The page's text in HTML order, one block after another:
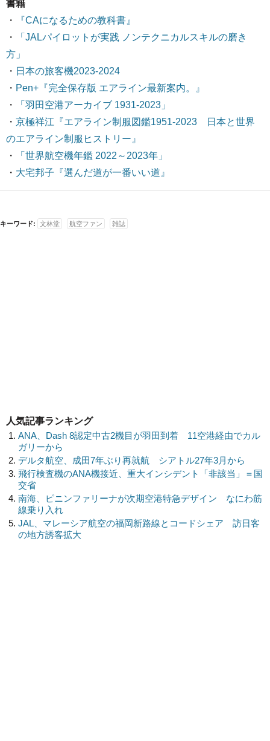
書籍
・
『CAになるための教科書』
・
「JALパイロットが実践 ノンテクニカルスキルの磨き
方」
・ 日本の旅客機2023-2024
・ Pen+『完全保存版 エアライン最新案内。』
・
「羽田空港アーカイブ 1931-2023」
・ 京極祥江『エアライン制服図鑑1951-2023 日本と世界
のエアライン制服ヒストリー』
・
「世界航空機年鑑 2022～2023年」
・ 大宅邦子『選んだ道が一番いい道』
キーワード: 文林堂 航空ファン 雑誌
人気記事ランキング
ANA、Dash 8認定中古2機目が羽田到着 11空港経由でカル
ガリーから
デルタ航空、成田7年ぶり再就航 シアトル27年3月から
飛行検査機のANA機接近、重大インシデント「非該当」＝国
交省
南海、ピニンファリーナが次期空港特急デザイン なにわ筋
線乗り入れ
JAL、マレーシア航空の福岡新路線とコードシェア 訪日客
の地方誘客拡大